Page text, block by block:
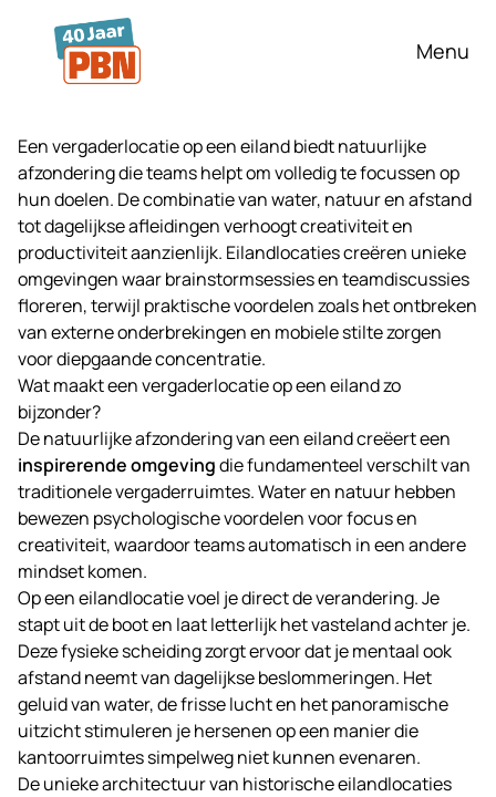
Ga naar hoofdinhoud
Menu
Een vergaderlocatie op een eiland biedt natuurlijke
afzondering die teams helpt om volledig te focussen op
hun doelen. De combinatie van water, natuur en afstand
tot dagelijkse afleidingen verhoogt creativiteit en
productiviteit aanzienlijk. Eilandlocaties creëren unieke
omgevingen waar brainstormsessies en teamdiscussies
floreren, terwijl praktische voordelen zoals het ontbreken
van externe onderbrekingen en mobiele stilte zorgen
voor diepgaande concentratie.
Wat maakt een vergaderlocatie op een eiland zo
bijzonder?
De natuurlijke afzondering van een eiland creëert een
inspirerende omgevingdie fundamenteel verschilt van
traditionele vergaderruimtes. Water en natuur hebben
bewezen psychologische voordelen voor focus en
creativiteit, waardoor teams automatisch in een andere
mindset komen.
Op een eilandlocatie voel je direct de verandering. Je
stapt uit de boot en laat letterlijk het vasteland achter je.
Deze fysieke scheiding zorgt ervoor dat je mentaal ook
afstand neemt van dagelijkse beslommeringen. Het
geluid van water, de frisse lucht en het panoramische
uitzicht stimuleren je hersenen op een manier die
kantoorruimtes simpelweg niet kunnen evenaren.
De unieke architectuur van historische eilandlocaties